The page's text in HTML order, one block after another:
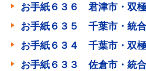
お手紙６３６ 君津市・双
お手紙６３５ 千葉市・統
お手紙６３４ 千葉市・双
お手紙６３３ 佐倉市・統